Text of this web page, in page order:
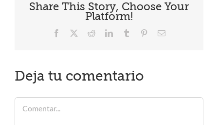
Share This Story, Choose Your
Platform!
Facebook RedditLinkedInTumblr PinterestCorreo
Deja tu comentario
Comentar